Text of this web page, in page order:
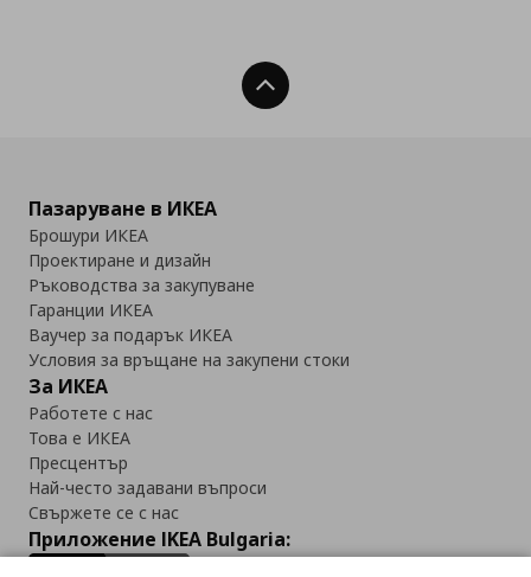
Нагоре
Пазаруване в ИКЕА
Брошури ИКЕА
Проектиране и дизайн
Ръководства за закупуване
Гаранции ИКЕА
Ваучер за подарък ИКЕА
Условия за връщане на закупени стоки
За ИКЕА
Работете с нас
Това е ИКЕА
Пресцентър
Най-често задавани въпроси
Свържете се с нас
Приложение IKEA Bulgaria: